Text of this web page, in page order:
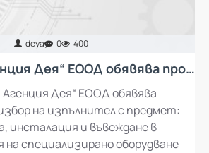
Агенция Дея“ ЕООД обявява
на изпълнител с предмет:
инсталация и въвеждане в